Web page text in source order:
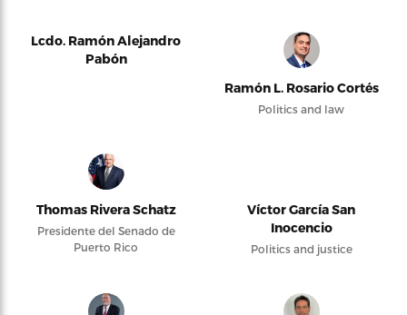
Lcdo. Ramón Alejandro
Pabón
Ramón L. Rosario Cortés
Politics and law
Thomas Rivera Schatz
Presidente del Senado de
Puerto Rico
Víctor García San
Inocencio
Politics and justice